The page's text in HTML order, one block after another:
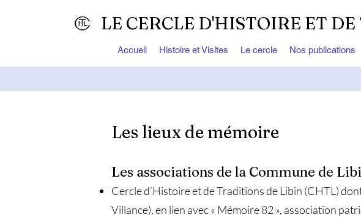
LE CERCLE D'HISTOIRE ET
Accueil Histoire et Visites Le cercle Nos publications
Les lieux de mémoire
Les associations de la Commune de
Cercle d’Histoire et de Traditions de Libin (CHTL)
Villance), en lien avec « Mémoire 82 », association